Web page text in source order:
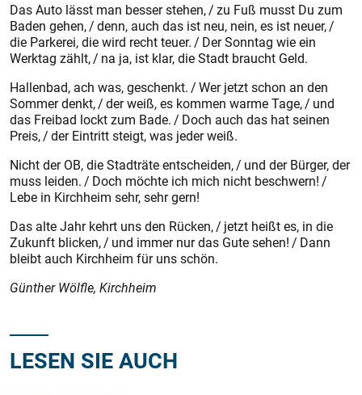
Das Auto lässt man besser stehen, / zu Fuß musst Du zum
Baden gehen, / denn, auch das ist neu, nein, es ist neuer, /
die Parkerei, die wird recht teuer. / Der Sonntag wie ein
Werktag zählt, / na ja, ist klar, die Stadt braucht Geld.
Hallenbad, ach was, geschenkt. / Wer jetzt schon an den
Sommer denkt, / der weiß, es kommen warme Tage, / und
das Freibad lockt zum Bade. / Doch auch das hat seinen
Preis, / der Eintritt steigt, was jeder weiß.
Nicht der OB, die Stadträte entscheiden, / und der Bürger, der
muss leiden. / Doch möchte ich mich nicht beschwern! /
Lebe in Kirchheim sehr, sehr gern!
Das alte Jahr kehrt uns den Rücken, / jetzt heißt es, in die
Zukunft blicken, / und immer nur das Gute sehen! / Dann
bleibt auch Kirchheim für uns schön.
Günther Wölfle, Kirchheim
LESEN SIE AUCH